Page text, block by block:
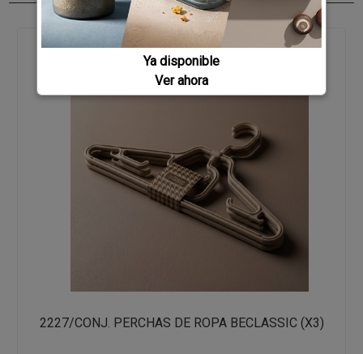
2227/CONJ. PERCHAS DE ROPA BECLASSIC (X3)
Ya disponible
Ver ahora